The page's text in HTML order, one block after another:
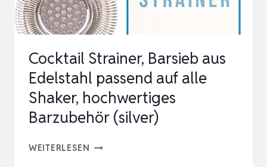
SHAKER
&
GLAS
BA…
Cocktail Strainer, Barsieb aus
Edelstahl passend auf alle
Shaker, hochwertiges
Barzubehör (silver)
WEITERLESEN COCKTAIL